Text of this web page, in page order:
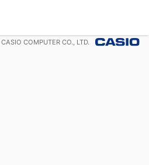
CASIO COMPUTER CO., LTD.